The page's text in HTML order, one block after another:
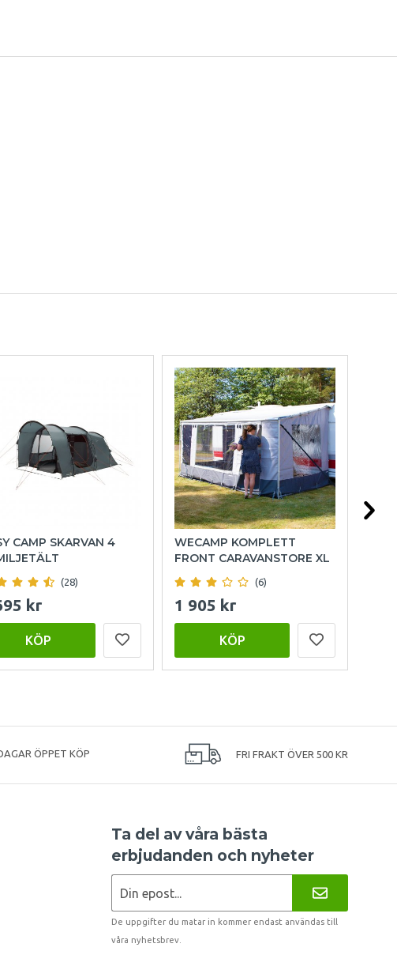
CAMP SKARVAN 4
(28)
kr
KÖP
WECAMP KOMPLETT
FRONT CARAVANSTORE XL
(6)
1 905 kr
KÖP
ÖPPET KÖP FRI FRAKT ÖVER 500 KR
Ta del av våra bästa
erbjudanden och nyheter
De uppgifter du matar in kommer endast användas till
våra nyhetsbrev.